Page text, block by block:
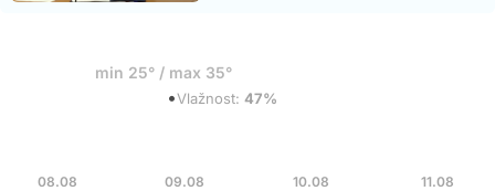
min 25° / max 35°
•Vlažnost: 47%
08.08 09.08 10.08 11.08